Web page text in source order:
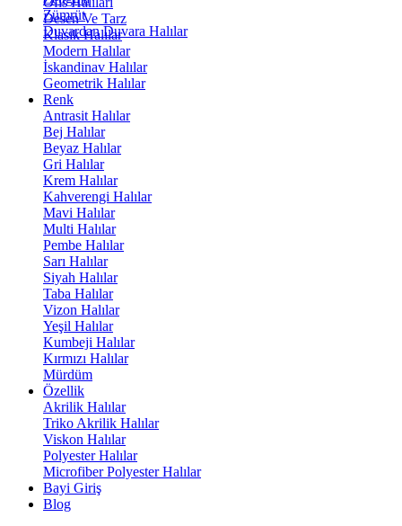
Zümrüt
Duvardan Duvara Halılar
Desen Ve Tarz
Klasik Halılar
Modern Halılar
İskandinav Halılar
Geometrik Halılar
Renk
Antrasit Halılar
Bej Halılar
Beyaz Halılar
Gri Halılar
Krem Halılar
Kahverengi Halılar
Mavi Halılar
Multi Halılar
Pembe Halılar
Sarı Halılar
Siyah Halılar
Taba Halılar
Vizon Halılar
Yeşil Halılar
Kumbeji Halılar
Kırmızı Halılar
Mürdüm
Özellik
Akrilik Halılar
Triko Akrilik Halılar
Viskon Halılar
Polyester Halılar
Microfiber Polyester Halılar
Bayi Giriş
Blog